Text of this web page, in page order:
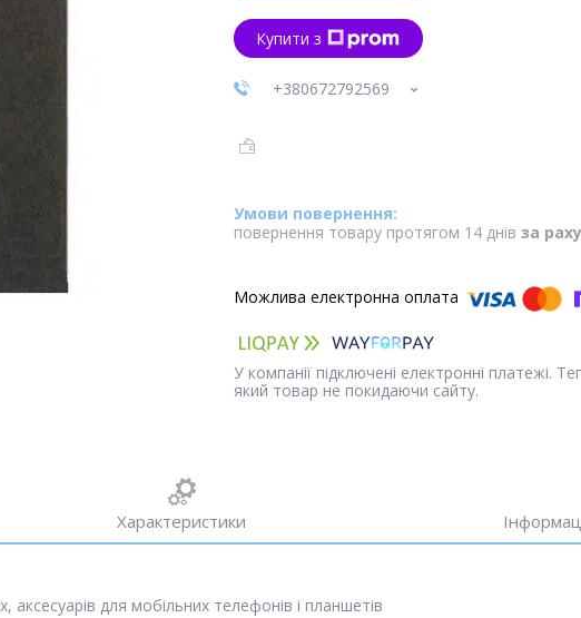
Купити з
+380672792569
повернення товару протягом 14 днів за
У компанії підключені електронні платежі.
який товар не покидаючи сайту.
Характеристики
для мобільних телефонів і планшетів